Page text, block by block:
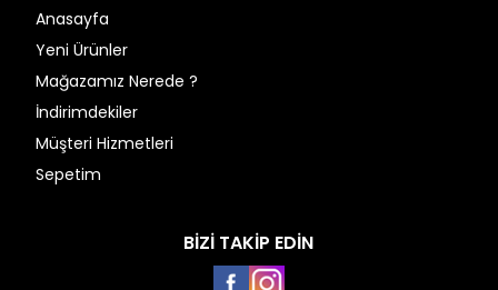
Anasayfa
Yeni Ürünler
Mağazamız Nerede ?
İndirimdekiler
Müşteri Hizmetleri
Sepetim
BİZİ TAKİP EDİN